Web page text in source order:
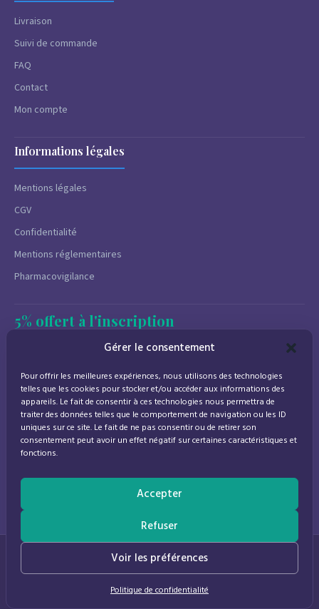
Gérer le consentement
Pour offrir les meilleures expériences, nous utilisons des technologies
telles que les cookies pour stocker et/ou accéder aux informations des
appareils. Le fait de consentir à ces technologies nous permettra de
traiter des données telles que le comportement de navigation ou les ID
uniques sur ce site. Le fait de ne pas consentir ou de retirer son
consentement peut avoir un effet négatif sur certaines caractéristiques et
fonctions.
Accepter
Refuser
Voir les préférences
Politique de confidentialité
Livraison
Suivi de commande
FAQ
Contact
Mon compte
Informations légales
Mentions légales
CGV
Confidentialité
Mentions réglementaires
Pharmacovigilance
5% offert à l'inscription
Désinscription à tout moment.
J'accepte de recevoir des emails marketing conformément à la